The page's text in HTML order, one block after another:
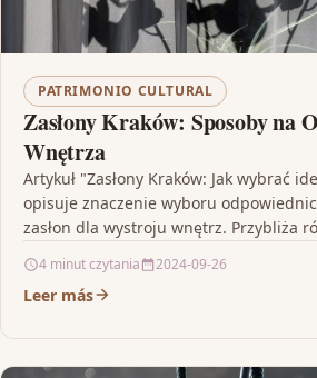
PATRIMONIO CULTURAL
Zasłony Kraków: Sposoby na
Wnętrza
Artykuł "Zasłony Kraków: Jak wybrać
opisuje znaczenie wyboru
zasłon dla wystroju wnętrz. Przybliża
4 minut czytania 2024-09-26
Leer más